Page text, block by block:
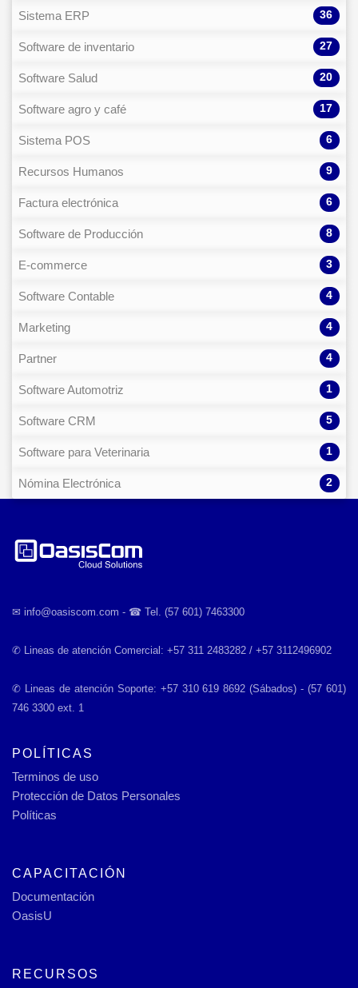
Sistema ERP 36
Software de inventario 27
Software Salud 20
Software agro y café 17
Sistema POS 6
Recursos Humanos 9
Factura electrónica 6
Software de Producción 8
E-commerce 3
Software Contable 4
Marketing 4
Partner 4
Software Automotriz 1
Software CRM 5
Software para Veterinaria 1
Nómina Electrónica 2
✉︎ info@oasiscom.com - ☎︎ Tel. (57 601) 7463300
✆ Lineas de atención Comercial: +57 311 2483282 / +57 3112496902
✆ Lineas de atención Soporte: +57 310 619 8692 (Sábados) - (57 601)
746 3300 ext. 1
POLÍTICAS
Terminos de uso
Protección de Datos Personales
Políticas
CAPACITACIÓN
Documentación
OasisU
RECURSOS